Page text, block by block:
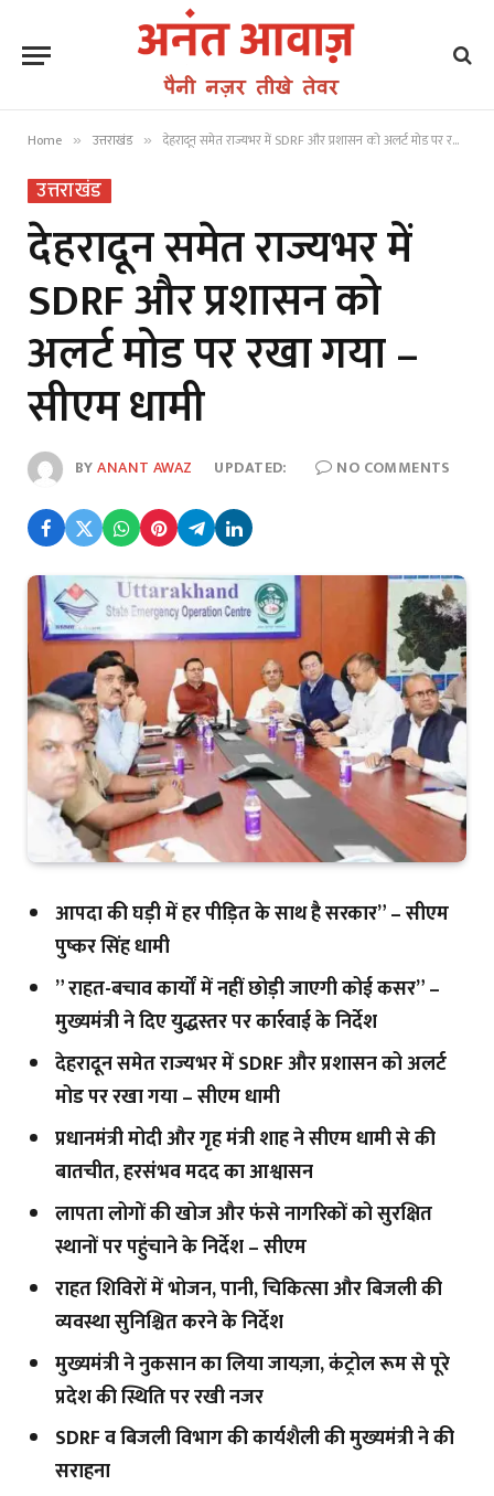
Home » उत्तराखंड » देहरादून समेत राज्यभर में SDRF और प्रशासन को अलर्ट मोड पर रखा गया – सीएम धामी
उत्तराखंड
देहरादून समेत राज्यभर में
SDRF और प्रशासन को
अलर्ट मोड पर रखा गया –
सीएम धामी
BYANANT AWAZ UPDATED: NO COMMENTS
आपदा की घड़ी में हर पीड़ित के साथ है सरकार” – सीएम
पुष्कर सिंह धामी
” राहत-बचाव कार्यों में नहीं छोड़ी जाएगी कोई कसर” –
मुख्यमंत्री ने दिए युद्धस्तर पर कार्रवाई के निर्देश
देहरादून समेत राज्यभर में SDRF और प्रशासन को अलर्ट
मोड पर रखा गया – सीएम धामी
प्रधानमंत्री मोदी और गृह मंत्री शाह ने सीएम धामी से की
बातचीत, हरसंभव मदद का आश्वासन
लापता लोगों की खोज और फंसे नागरिकों को सुरक्षित
स्थानों पर पहुंचाने के निर्देश – सीएम
राहत शिविरों में भोजन, पानी, चिकित्सा और बिजली की
व्यवस्था सुनिश्चित करने के निर्देश
मुख्यमंत्री ने नुकसान का लिया जायज़ा, कंट्रोल रूम से पूरे
प्रदेश की स्थिति पर रखी नजर
SDRF व बिजली विभाग की कार्यशैली की मुख्यमंत्री ने की
सराहना